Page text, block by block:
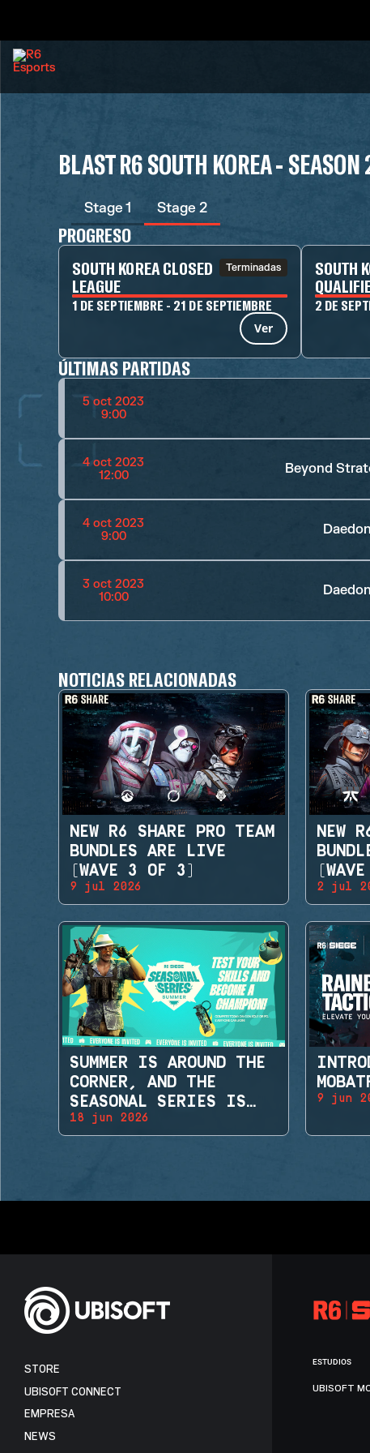
BLAST R6 SOUTH KOREA -
Stage 1 Stage 2
PROGRESO
SOUTH KOREA CLOSED
LEAGUE
Terminadas
1 DE SEPTIEMBRE - 21 DE SEPTIEMBRE
Ver
SOUTH
2 DE
ÚLTIMAS PARTIDAS
5 oct 2023
9:00
4 oct 2023
12:00
Beyond
4 oct 2023
9:00
3 oct 2023
10:00
NOTICIAS RELACIONADAS
NEW R6 SHARE PRO TEAM
BUNDLES ARE LIVE
(WAVE 3 OF 3)
9 jul 2026
NEW
2 jul
SUMMER IS AROUND THE
CORNER, AND THE
SEASONAL SERIES IS
BACK!
18 jun 2026
9 jun
STORE
UBISOFT CONNECT
EMPRESA
NEWS
ESTUDIOS
UBISOFT